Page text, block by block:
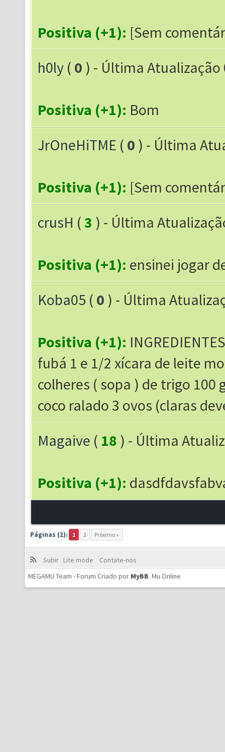
Positiva (+1): [Sem
h0ly ( 0 ) - Última Atualização
Positiva (+1): Bom
JrOneHiTME ( 0 ) - Última
Positiva (+1): [Sem
crusH (3 ) - Última
Positiva (+1): ensinei jogar
Koba05 ( 0 ) - Última
Positiva (+1):
fubá 1 e 1/2 xícara de leite
colheres ( sopa ) de trigo 100
coco ralado 3 ovos (claras
Magaive ( 18 ) - Última
Positiva (+1):
Páginas (2): 1 2 Próximo »
Subir Lite mode
Contate-nos
MEGAMU Team - Forum Criado por MyBB. Mu Online